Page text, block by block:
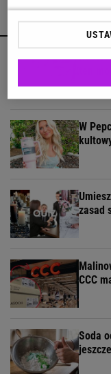
POLECAMY
ten
W
zasad
CCC
Soda